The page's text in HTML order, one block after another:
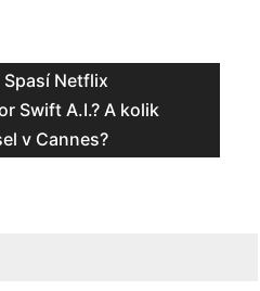
Netflix
Swift A.I.? A kolik
v Cannes?